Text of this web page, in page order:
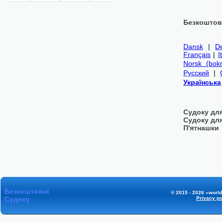
Dansk |
Français |
Norsk
Русский |
Українська
Судоку
Судоку
П'ятнашки
Безкоштовні
Судоку
© 2015 - 2026
Privacy